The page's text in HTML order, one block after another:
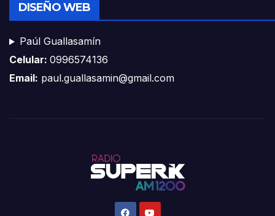
DISEÑO WEB
Paúl Guallasamín
Celular: 0996574136
Email: paul.guallasamin@gmail.com